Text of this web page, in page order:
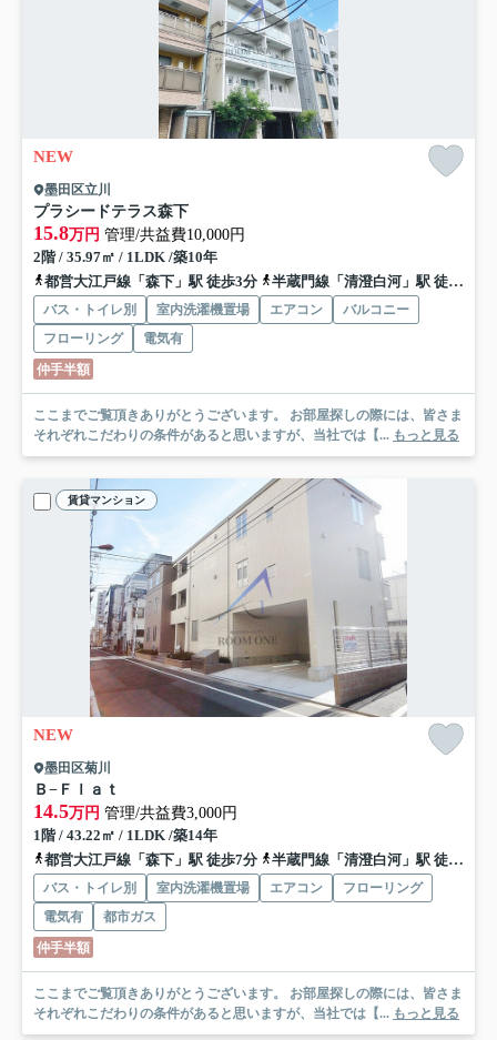
NEW
墨田区立川
プラシードテラス森下
15.8万円 管理/共益費10,000円
2階 / 35.97㎡ / 1LDK /築10年
都営大江戸線「森下」駅 徒歩3分
半蔵門線「清澄白河」駅 徒歩14分
バス・トイレ別 室内洗濯機置場 エアコン
バルコニー
フローリング
電気有
仲手半額
ここまでご覧頂きありがとうございます。 お部屋探しの際には、皆さま
それぞれこだわりの条件があると思いますが、当社では【... もっと見る
賃貸マンション
NEW
墨田区菊川
Ｂ−Ｆｌａｔ
14.5万円 管理/共益費3,000円
1階 / 43.22㎡ / 1LDK /築14年
都営大江戸線「森下」駅 徒歩7分
半蔵門線「清澄白河」駅 徒歩17分
バス・トイレ別 室内洗濯機置場 エアコン
フローリング
電気有
都市ガス
仲手半額
ここまでご覧頂きありがとうございます。 お部屋探しの際には、皆さま
それぞれこだわりの条件があると思いますが、当社では【... もっと見る